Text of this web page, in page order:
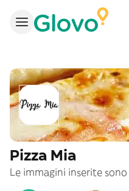
Pizza Mia